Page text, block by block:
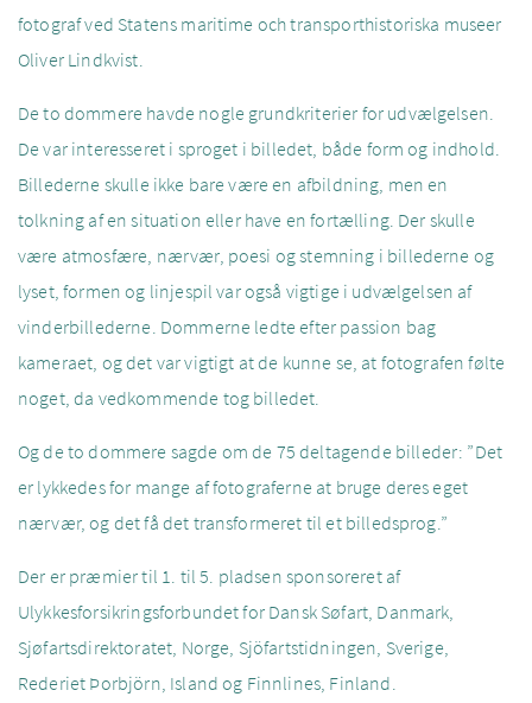
fotograf ved Statens maritime och transporthistoriska museer
Oliver Lindkvist.
De to dommere havde nogle grundkriterier for udvælgelsen.
De var interesseret i sproget i billedet, både form og indhold.
Billederne skulle ikke bare være en afbildning, men en
tolkning af en situation eller have en fortælling. Der skulle
være atmosfære, nærvær, poesi og stemning i billederne og
lyset, formen og linjespil var også vigtige i udvælgelsen af
vinderbillederne. Dommerne ledte efter passion bag
kameraet, og det var vigtigt at de kunne se, at fotografen følte
noget, da vedkommende tog billedet.
Og de to dommere sagde om de 75 deltagende billeder: ”Det
er lykkedes for mange af fotograferne at bruge deres eget
nærvær, og det få det transformeret til et billedsprog.”
Der er præmier til 1. til 5. pladsen sponsoreret af
Ulykkesforsikringsforbundet for Dansk Søfart, Danmark,
Sjøfartsdirektoratet, Norge, Sjöfartstidningen, Sverige,
Rederiet Þorbjörn, Island og Finnlines, Finland.